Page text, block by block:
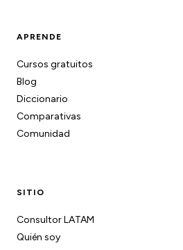
APRENDE
Cursos gratuitos
Blog
Diccionario
Comparativas
Comunidad
SITIO
Consultor LATAM
Quién soy